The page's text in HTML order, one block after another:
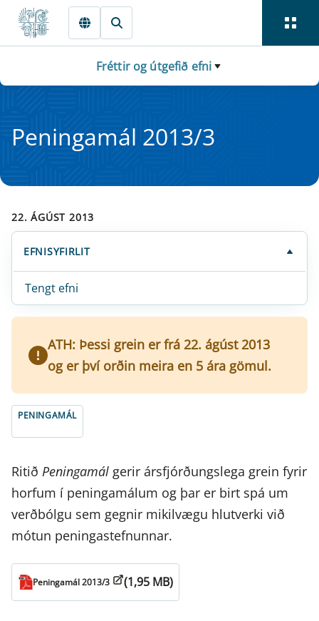
Fara beint í Meginmál
Fréttir og útgefið efni
Pen­in­ga­mál 2013/3
22. ÁGÚST 2013
EFNISYFIRLIT
Tengt efni
ATH: Þessi grein er frá 22. ágúst 2013
og er því orðin meira en 5 ára gömul.
PENINGAMÁL
Ritið Peningamál gerir ársfjórðungslega grein fyrir
horfum í peningamálum og þar er birt spá um
verðbólgu sem gegnir mikilvægu hlutverki við
mótun peningastefnunnar.
Peningamál 2013/3 (1,95 MB)